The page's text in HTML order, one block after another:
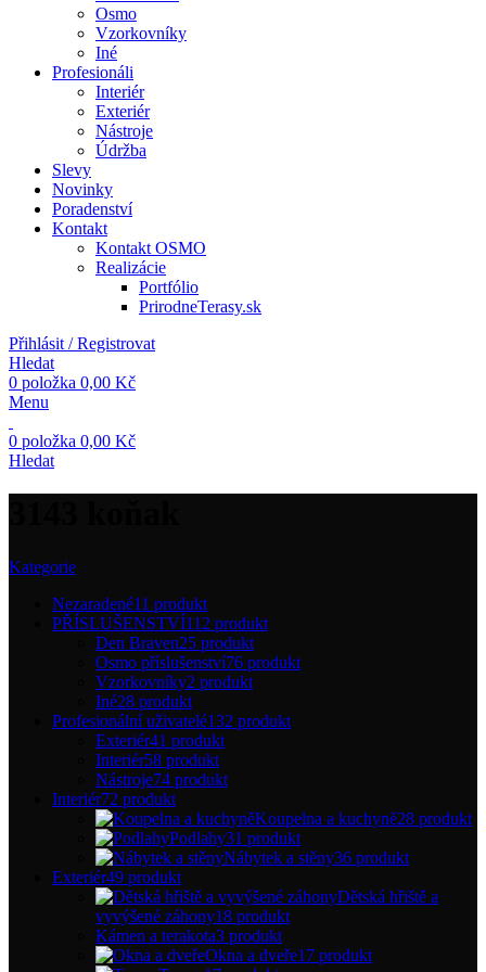
Osmo
Vzorkovníky
Iné
Profesionáli
Interiér
Exteriér
Nástroje
Údržba
Slevy
Novinky
Poradenství
Kontakt
Kontakt OSMO
Realizácie
Portfólio
PrirodneTerasy.sk
Přihlásit / Registrovat
Hledat
0 položka 0,00 Kč
Menu
0 položka 0,00 Kč
Hledat
Kategorie
Nezaradené11 produkt
PŘÍSLUŠENSTVÍ112 produkt
Den Braven25 produkt
Osmo příslušenství76 produkt
Vzorkovníky2 produkt
Iné28 produkt
Profesionální uživatelé132 produkt
Exteriér41 produkt
Interiér58 produkt
Nástroje74 produkt
Interiér72 produkt
Koupelna a kuchyně28 produkt
Podlahy31 produkt
Nábytek a stěny36 produkt
Exteriér49 produkt
Dětská hřiště a
vyvýšené záhony18 produkt
Kámen a terakota3 produkt
Okna a dveře17 produkt